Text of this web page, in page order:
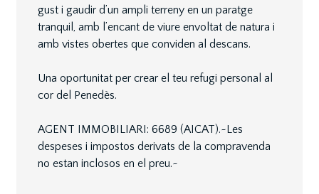
gust i gaudir d’un ampli terreny en un paratge
tranquil, amb l’encant de viure envoltat de natura i
amb vistes obertes que conviden al descans.
Una oportunitat per crear el teu refugi personal al
cor del Penedès.
AGENT IMMOBILIARI: 6689 (AICAT).~Les
despeses i impostos derivats de la compravenda
no estan inclosos en el preu.~